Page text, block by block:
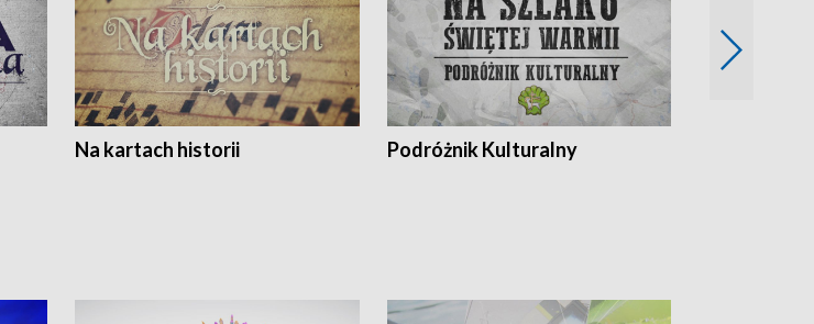
Na kartach historii Podróżnik Kulturalny